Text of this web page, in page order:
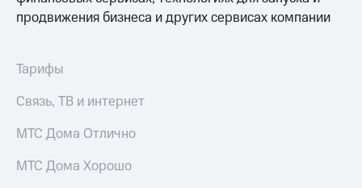
продвижения бизнеса и других сервисах компании
Тарифы
Связь, ТВ и интернет
МТС Дома Отлично
МТС Дома Хорошо